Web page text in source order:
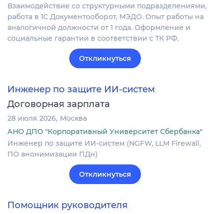
Взаимодействие со структурными подразделениями,
работа в 1С Документооборот, МЭДО. Опыт работы на
аналогичной должности от 1 года. Оформление и
социальные гарантии в соответствии с ТК РФ.
Откликнуться
Инженер по защите ИИ-систем
Договорная зарплата
28 июля 2026 Москва
АНО ДПО "Корпоративный Университет Сбербанка"
Инженер по защите ИИ-систем (NGFW, LLM Firewall,
ПО анонимизации ПДн)
Откликнуться
Помощник руководителя